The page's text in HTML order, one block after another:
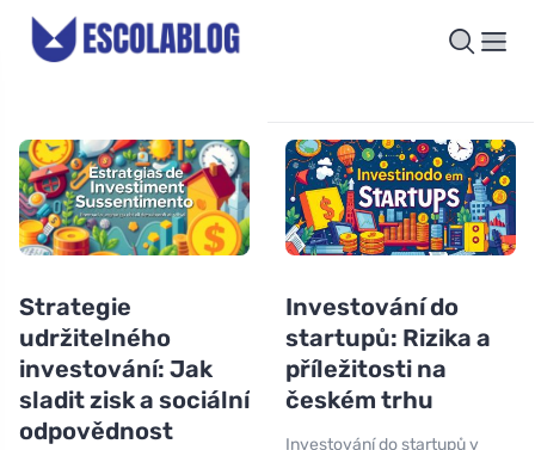
Strategie
udržitelného
investování: Jak
sladit zisk a sociální
odpovědnost
Investování do
startupů: Rizika a
příležitosti na
českém trhu
Investování do startupů v